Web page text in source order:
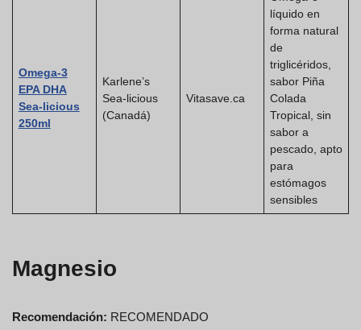
Omega-3
EPA DHA
Sea-licious
250ml
Karlene’s
Sea-licious
(Canadá)
Vitasave.ca
líquido en
forma natural
de
triglicéridos,
sabor Piña
Colada
Tropical, sin
sabor a
pescado, apto
para
estómagos
sensibles
Magnesio
Recomendación: RECOMENDADO